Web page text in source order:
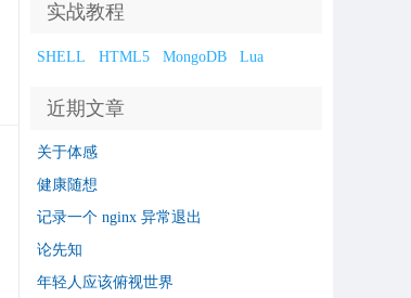
实战教程
SHELL HTML5 MongoDB Lua
近期文章
关于体感
健康随想
记录一个 nginx 异常退出
论先知
年轻人应该俯视世界